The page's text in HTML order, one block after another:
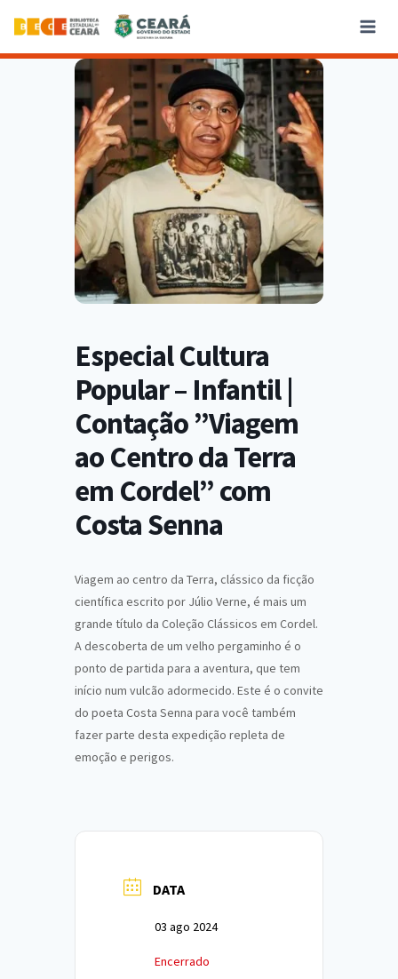
Especial Cultura
Popular – Infantil |
Contação ”Viagem
ao Centro da Terra
em Cordel” com
Costa Senna
Viagem ao centro da Terra, clássico da ficção
científica escrito por Júlio Verne, é mais um
grande título da Coleção Clássicos em Cordel.
A descoberta de um velho pergaminho é o
ponto de partida para a aventura, que tem
início num vulcão adormecido. Este é o convite
do poeta Costa Senna para você também
fazer parte desta expedição repleta de
emoção e perigos.
DATA
03 ago 2024
Encerrado